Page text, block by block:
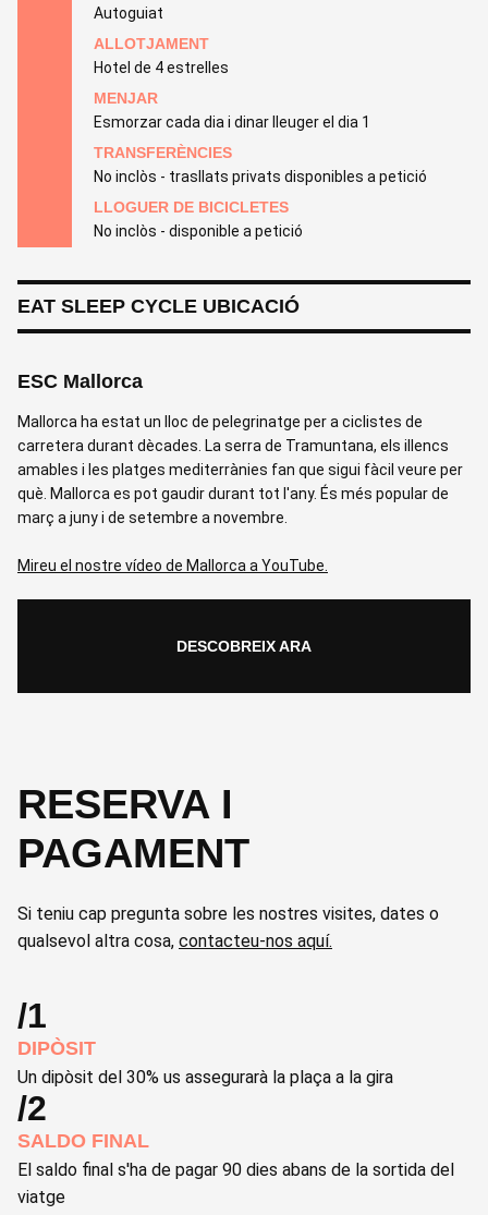
Autoguiat
ALLOTJAMENT
Hotel de 4 estrelles
MENJAR
Esmorzar cada dia i dinar lleuger el dia 1
TRANSFERÈNCIES
No inclòs - trasllats privats disponibles a petició
LLOGUER DE BICICLETES
No inclòs - disponible a petició
EAT SLEEP CYCLE UBICACIÓ
ESC Mallorca
Mallorca ha estat un lloc de pelegrinatge per a ciclistes de
carretera durant dècades. La serra de Tramuntana, els illencs
amables i les platges mediterrànies fan que sigui fàcil veure per
què. Mallorca es pot gaudir durant tot l'any. És més popular de
març a juny i de setembre a novembre.
Mireu el nostre vídeo de Mallorca a YouTube.
DESCOBREIX ARA
RESERVA I
PAGAMENT
Si teniu cap pregunta sobre les nostres visites, dates o
qualsevol altra cosa, contacteu-nos aquí.
/1
DIPÒSIT
Un dipòsit del 30% us assegurarà la plaça a la gira
/2
SALDO FINAL
El saldo final s'ha de pagar 90 dies abans de la sortida del
viatge